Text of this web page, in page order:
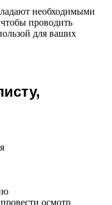
необходимыми
проводить
для ваших
осмотр